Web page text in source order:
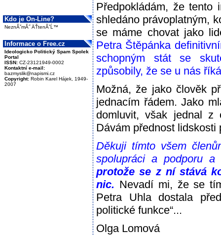
Kdo je On-Line?
NeznĂˇmĂ˝ ÄŤtenĂˇĹ™
Informace o Free.cz
Ideologicko Politický Spam Spolek
Portal
ISSN: CZ-23121949-0002
Kontaktní e-mail:
bazmyslik@napismi.cz
Copyright: Robin Karel Hájek, 1949-
2007
Předpokládám, že tento
shledáno právoplatným,
se máme chovat jako
Petra Štěpánka
schopným stát se
způsobily, že se u nás
Možná, že jako člověk
jednacím řádem. Jako
domluvit, však jednal z
Dávám přednost lidskosti
Děkuji tímto všem
spolupráci a podporu
protože se z ní stává
nic. Nevadí mi, že se
Petra Uhla dostala
politické funkce“...
Olga Lomová